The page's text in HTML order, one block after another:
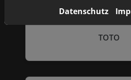
TOTO
Datenschutz